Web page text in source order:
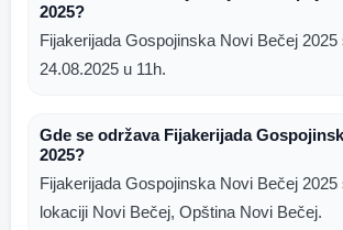
2025?
Fijakerijada Gospojinska Novi Bečej
24.08.2025 u 11h.
Gde se održava Fijakerijada
2025?
Fijakerijada Gospojinska Novi Bečej
lokaciji Novi Bečej, Opština Novi Bečej.